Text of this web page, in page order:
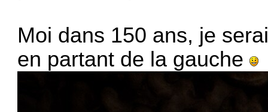
Moi dans 150 ans, je
en partant de la gauche